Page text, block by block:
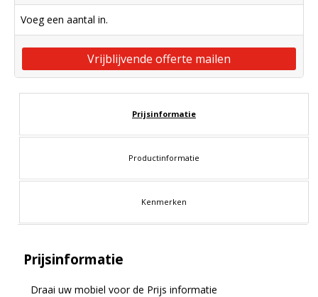
Voeg een aantal in.
Vrijblijvende offerte mailen
Prijsinformatie
Productinformatie
Kenmerken
Prijsinformatie
Draai uw mobiel voor de Prijs informatie